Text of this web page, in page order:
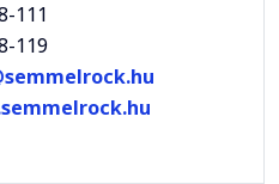
111
119